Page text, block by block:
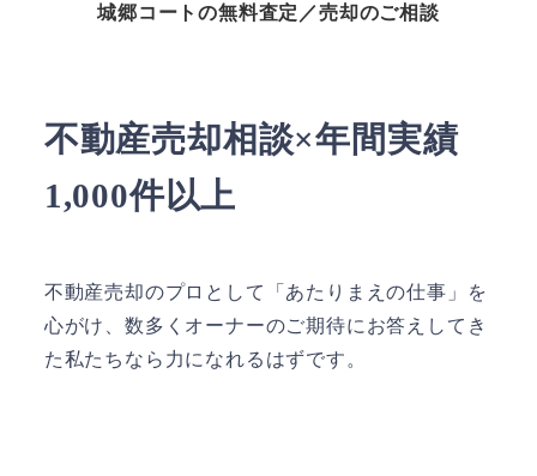
城郷コートの無料査定／売却のご相談
不動産売却相談×年間実績
1,000件以上
不動産売却のプロとして「あたりまえの仕事」を
心がけ、数多くオーナーのご期待にお答えしてき
た私たちなら力になれるはずです。